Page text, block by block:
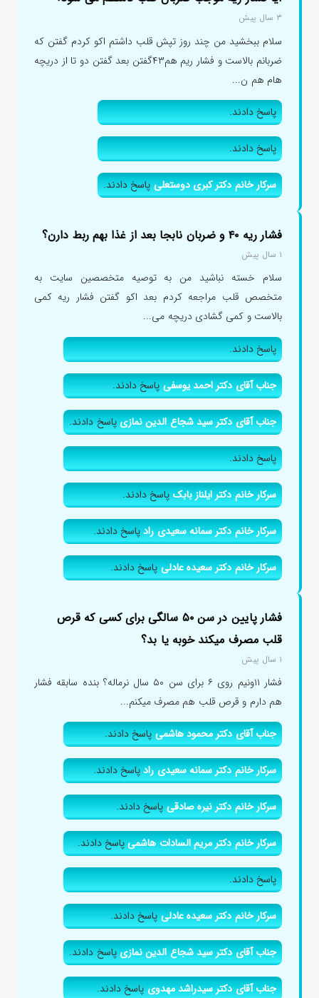
۳ سال پیش
سلام ببخشید من چند روز تپش قلب داشتم اکو کردم گفتن که
ضربانم بالاست و فشار ریم هم۴۳گفتن بعد گفتن دو تا از دریچه
هام هم ن...
پاسخ دادند.
پاسخ دادند.
سرکار خانم دکتر کبری دوستعلیپاسخ دادند.
فشار ریه ۴۰ و ضربان نابجا بعد از غذا بهم ربط دارن؟
۱ سال پیش
سلام خسته نباشید من به توصیه متخصصین سایت به
متخصص قلب مراجعه کردم بعد اکو گفتن فشار ریه کمی
بالاست و کمی گشادی دریچه می...
پاسخ دادند.
جناب آقای دکتر احمد یوسفیپاسخ دادند.
جناب آقای دکتر سید شجاع الدین نمازیپاسخ دادند.
پاسخ دادند.
سرکار خانم دکتر ایلناز بابکپاسخ دادند.
سرکار خانم دکتر سمانه سعیدی رادپاسخ دادند.
سرکار خانم دکتر سعیده عادلیپاسخ دادند.
فشار پایین در سن ۵۰ سالگی برای کسی که قرص
قلب مصرف میکند خوبه یا بد؟
۱ سال پیش
فشار ۱۱ونیم روی ۶ برای سن ۵۰ سال نرماله؟ بنده سابقه فشار
هم دارم و قرص قلب هم مصرف میکنم...
جناب آقای دکتر محمود هاشمیپاسخ دادند.
سرکار خانم دکتر سمانه سعیدی رادپاسخ دادند.
سرکار خانم دکتر نیره صادقیپاسخ دادند.
سرکار خانم دکتر مریم السادات هاشمیپاسخ دادند.
پاسخ دادند.
سرکار خانم دکتر سعیده عادلیپاسخ دادند.
جناب آقای دکتر سید شجاع الدین نمازیپاسخ دادند.
جناب آقای دکتر سیدراشد مهدویپاسخ دادند.